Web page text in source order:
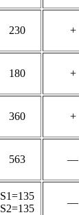
230 +
180 +
360 +
563 —
S1=135
S2=135
—